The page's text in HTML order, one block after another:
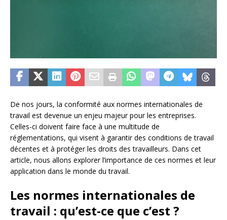
De nos jours, la conformité aux normes internationales de
travail est devenue un enjeu majeur pour les entreprises.
Celles-ci doivent faire face à une multitude de
réglementations, qui visent à garantir des conditions de travail
décentes et à protéger les droits des travailleurs. Dans cet
article, nous allons explorer l’importance de ces normes et leur
application dans le monde du travail.
Les normes internationales de
travail : qu’est-ce que c’est ?